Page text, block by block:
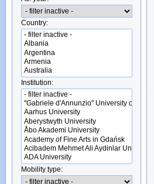
Country:
Institution:
Mobility type: